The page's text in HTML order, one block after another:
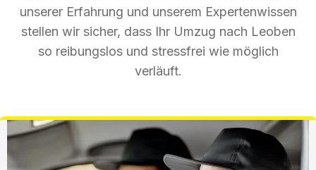
unserer Erfahrung und unserem Expertenwissen
stellen wir sicher, dass Ihr Umzug nach Leoben
so reibungslos und stressfrei wie möglich
verläuft.